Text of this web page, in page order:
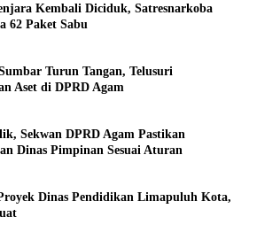
Kembali Diciduk, Satresnarkoba
62 Paket Sabu
Turun Tangan, Telusuri
Aset di DPRD Agam
Sekwan DPRD Agam Pastikan
Dinas Pimpinan Sesuai Aturan
Dinas Pendidikan Limapuluh Kota,